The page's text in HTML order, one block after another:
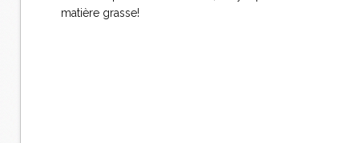
matière grasse!